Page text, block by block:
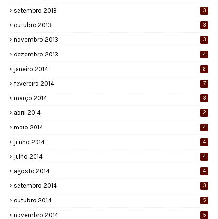
setembro 2013 3
outubro 2013 3
novembro 2013 3
dezembro 2013 4
janeiro 2014 6
fevereiro 2014 7
março 2014 3
abril 2014 2
maio 2014 4
junho 2014 4
julho 2014 4
agosto 2014 4
setembro 2014 3
outubro 2014 5
novembro 2014 5